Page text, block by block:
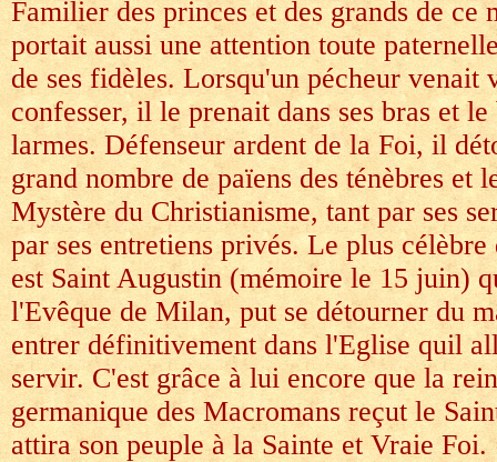
Familier des princes et des grands de ce
portait aussi une attention toute
de ses fidèles. Lorsqu'un pécheur venait
confesser, il le prenait dans ses bras et le
larmes. Défenseur ardent de la Foi, il
grand nombre de païens des ténèbres et
Mystère du Christianisme, tant par ses
par ses entretiens privés. Le plus célèbre
est Saint Augustin (mémoire le 15 juin)
l'Evêque de Milan, put se détourner du
entrer définitivement dans l'Eglise quil
servir. C'est grâce à lui encore que la
germanique des Macromans reçut le
attira son peuple à la Sainte et Vraie Foi.